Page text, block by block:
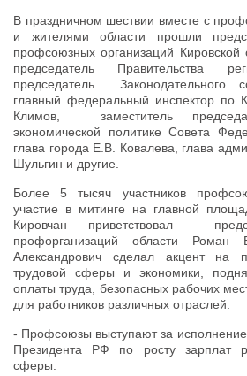
В праздничном шествии вместе с
и жителями области прошли
профсоюзных организаций Кировской
председатель Правительства
председатель Законодательного
главный федеральный инспектор по
Климов, заместитель
экономической политике Совета
глава города Е.В. Ковалева, глава
Шульгин и другие.
Более 5 тысяч участников
участие в митинге на главной
Кировчан приветствовал
профорганизаций области
Александрович сделал акцент на
трудовой сферы и экономики,
оплаты труда, безопасных рабочих
для работников различных отраслей.
- Профсоюзы выступают за исполнение
Президента РФ по росту зарплат
сферы.